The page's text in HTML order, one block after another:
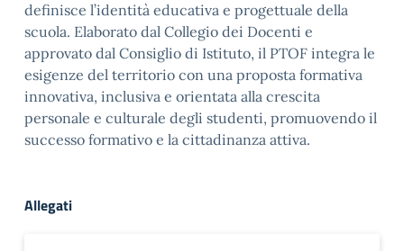
definisce l’identità educativa e progettuale della
scuola. Elaborato dal Collegio dei Docenti e
approvato dal Consiglio di Istituto, il PTOF integra le
esigenze del territorio con una proposta formativa
innovativa, inclusiva e orientata alla crescita
personale e culturale degli studenti, promuovendo il
successo formativo e la cittadinanza attiva.
Allegati